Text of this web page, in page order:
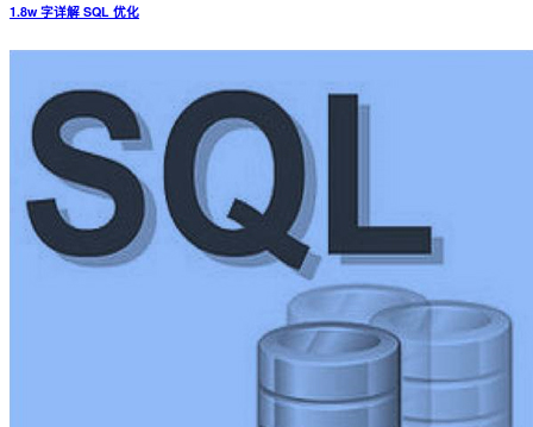
1.8w 字详解 SQL 优化